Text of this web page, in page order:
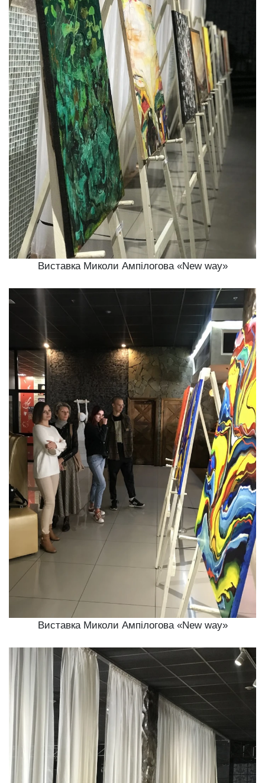
Виставка Миколи Ампілогова «New way»
Виставка Миколи Ампілогова «New way»